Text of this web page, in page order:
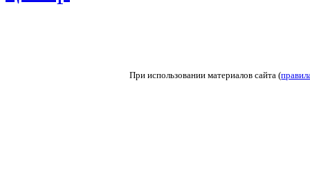
При использовании материалов сайта (